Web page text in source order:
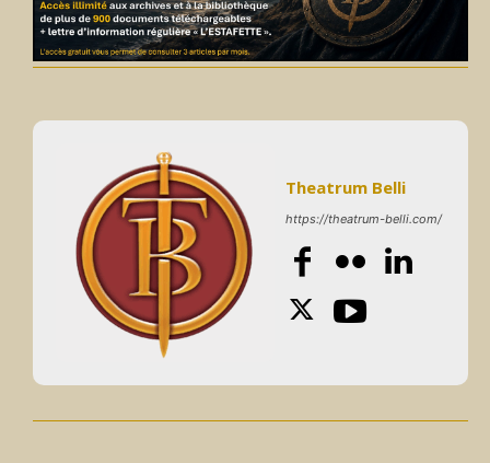
Theatrum Belli
https://theatrum-belli.com/